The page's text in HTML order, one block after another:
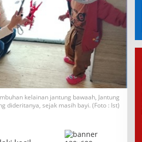
kelainan jantung bawaah, Jantung
dideritanya, sejak masih bayi. (Foto : Ist)